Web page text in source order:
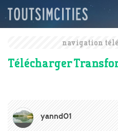
navigation
Télécharger
yannd01